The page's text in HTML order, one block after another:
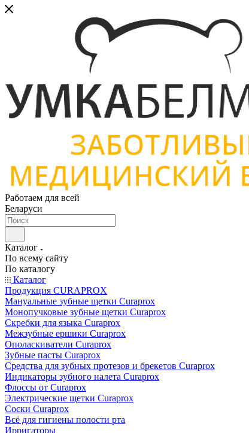
Работаем для всей
Беларуси
Каталог
По всему сайту
По каталогу
Каталог
Продукция CURAPROX
Мануальные зубные щетки Curaprox
Монопучковые зубные щетки Curaprox
Скребки для языка Curaprox
Межзубные ершики Curaprox
Ополаскиватели Curaprox
Зубные пасты Curaprox
Средства для зубных протезов и брекетов Curaprox
Индикаторы зубного налета Curaprox
Флоссы от Curaprox
Электрические щетки Curaprox
Соски Curaprox
Всё для гигиены полости рта
Ирригаторы